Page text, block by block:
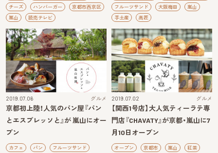
チーズ
ハンバーガー
京都市西京区
嵐山
読売テレビ
フルーツサンド
大阪梅田
嵐山
手土産
高匠
2019.07.06 グルメ
京都初上陸！人気のパン屋『パン
とエスプレッソと』が 嵐山にオー
プン
カフェ パン
フルーツサンド
2019.07.02 グルメ
【関西1号店】大人気ティーラテ専
門店『CHAVATY』が京都・嵐山に7
月10日オープン
オープン 京都市 嵐山 紅茶